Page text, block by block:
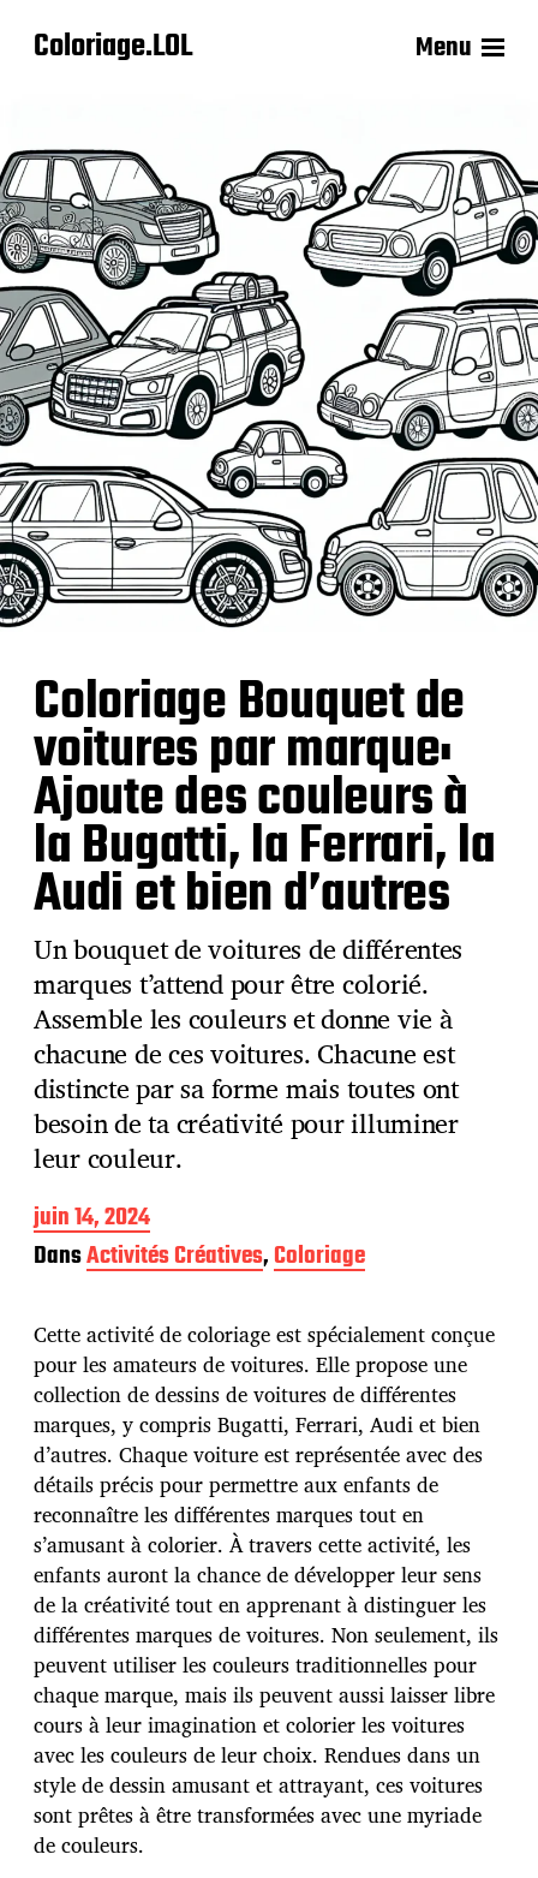
Coloriage.LOL Menu
Coloriage Bouquet de
voitures par marque:
Ajoute des couleurs à
la Bugatti, la Ferrari, la
Audi et bien d’autres
Un bouquet de voitures de différentes
marques t’attend pour être colorié.
Assemble les couleurs et donne vie à
chacune de ces voitures. Chacune est
distincte par sa forme mais toutes ont
besoin de ta créativité pour illuminer
leur couleur.
D
a
t
e
p
u
b
l
i
c
a
t
i
o
n
juin 14, 2024
DansActivités Créatives,Coloriage
Cette activité de coloriage est spécialement conçue
pour les amateurs de voitures. Elle propose une
collection de dessins de voitures de différentes
marques, y compris Bugatti, Ferrari, Audi et bien
d’autres. Chaque voiture est représentée avec des
détails précis pour permettre aux enfants de
reconnaître les différentes marques tout en
s’amusant à colorier. À travers cette activité, les
enfants auront la chance de développer leur sens
de la créativité tout en apprenant à distinguer les
différentes marques de voitures. Non seulement, ils
peuvent utiliser les couleurs traditionnelles pour
chaque marque, mais ils peuvent aussi laisser libre
cours à leur imagination et colorier les voitures
avec les couleurs de leur choix. Rendues dans un
style de dessin amusant et attrayant, ces voitures
sont prêtes à être transformées avec une myriade
de couleurs.